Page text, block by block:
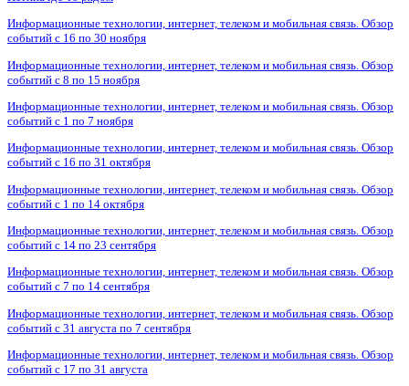
Информационные технологии, интернет, телеком и мобильная связь. Обзор
событий с 16 по 30 ноября
Информационные технологии, интернет, телеком и мобильная связь. Обзор
событий с 8 по 15 ноября
Информационные технологии, интернет, телеком и мобильная связь. Обзор
событий с 1 по 7 ноября
Информационные технологии, интернет, телеком и мобильная связь. Обзор
событий с 16 по 31 октября
Информационные технологии, интернет, телеком и мобильная связь. Обзор
событий с 1 по 14 октября
Информационные технологии, интернет, телеком и мобильная связь. Обзор
событий с 14 по 23 сентября
Информационные технологии, интернет, телеком и мобильная связь. Обзор
событий с 7 по 14 сентября
Информационные технологии, интернет, телеком и мобильная связь. Обзор
событий с 31 августа по 7 сентября
Информационные технологии, интернет, телеком и мобильная связь. Обзор
событий с 17 по 31 августа